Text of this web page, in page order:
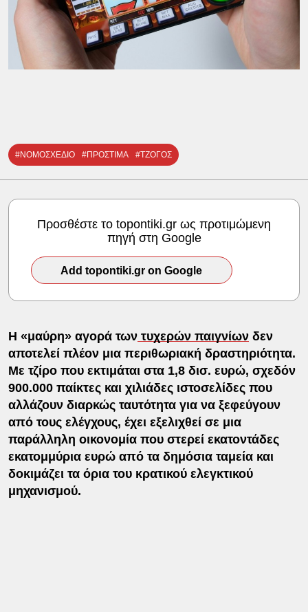
#ΝΟΜΟΣΧΕΔΙΟ #ΠΡΟΣΤΙΜΑ #ΤΖΟΓΟΣ
Προσθέστε το topontiki.gr ως προτιμώμενη
πηγή στη Google
Add topontiki.gr on Google
Η «μαύρη» αγορά τωντυχερών παιγνίωνδεν
αποτελεί πλέον μια περιθωριακή δραστηριότητα.
Με τζίρο που εκτιμάται στα 1,8 δισ. ευρώ, σχεδόν
900.000 παίκτες και χιλιάδες ιστοσελίδες που
αλλάζουν διαρκώς ταυτότητα για να ξεφεύγουν
από τους ελέγχους, έχει εξελιχθεί σε μια
παράλληλη οικονομία που στερεί εκατοντάδες
εκατομμύρια ευρώ από τα δημόσια ταμεία και
δοκιμάζει τα όρια του κρατικού ελεγκτικού
μηχανισμού.